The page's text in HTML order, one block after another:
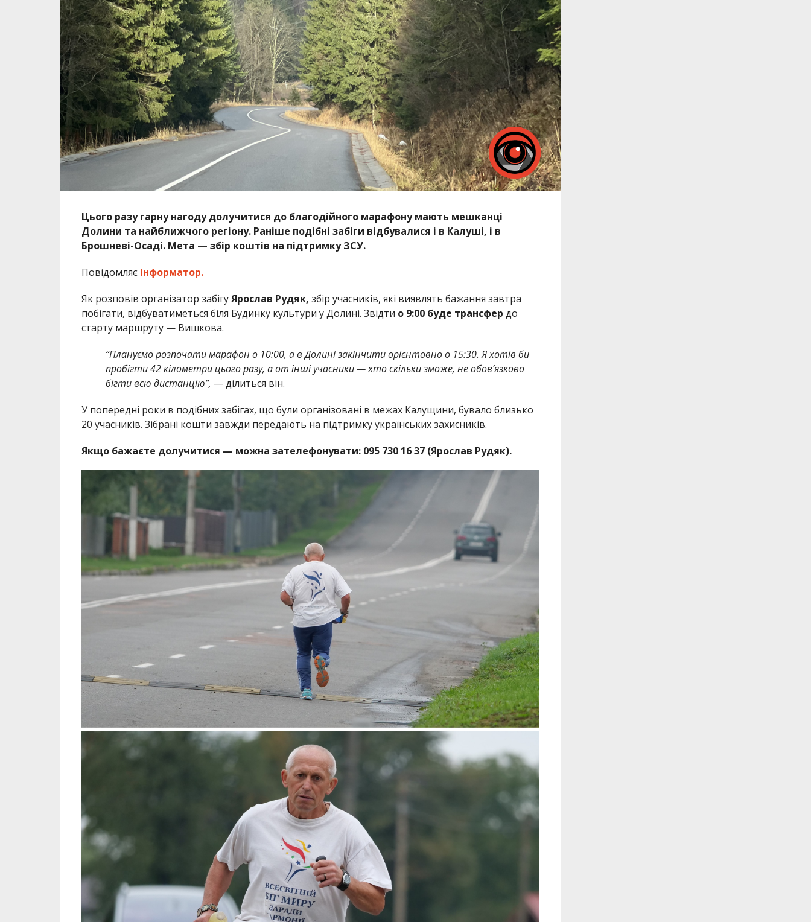
Цього разу гарну нагоду долучитися до благодійного марафону мають мешканці
Долини та найближчого регіону. Раніше подібні забіги відбувалися і в Калуші, і в
Брошневі-Осаді. Мета — збір коштів на підтримку ЗСУ.
Повідомляє Інформатор.
Як розповів організатор забігуЯрослав Рудяк, збір учасників, які виявлять бажання завтра
побігати, відбуватиметься біля Будинку культури у Долині. Звідти о 9:00 буде трансфер до
старту маршруту — Вишкова.
“Плануємо розпочати марафон о 10:00, а в Долині закінчити орієнтовно о 15:30. Я хотів би
пробігти 42 кілометри цього разу, а от інші учасники — хто скільки зможе, не обов’язково
бігти всю дистанцію”, — ділиться він.
У попередні роки в подібних забігах, що були організовані в межах Калущини, бувало близько
20 учасників. Зібрані кошти завжди передають на підтримку українських захисників.
Якщо бажаєте долучитися — можна зателефонувати: 095 730 16 37 (Ярослав Рудяк).